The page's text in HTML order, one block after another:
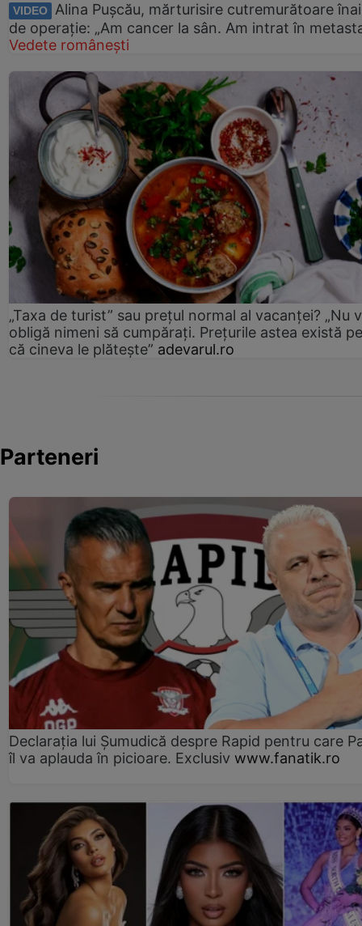
VIDEO
Alina Pușcău, mărturisire cutremurătoare
de operație: „Am cancer la sân. Am intrat în
Vedete românești
„Taxa de turist” sau prețul normal al vacanței? „Nu
obligă nimeni să cumpărați. Prețurile astea există
că cineva le plătește” adevarul.ro
Parteneri
Declarația lui Șumudică despre Rapid pentru care
îl va aplauda în picioare. Exclusiv www.fanatik.ro